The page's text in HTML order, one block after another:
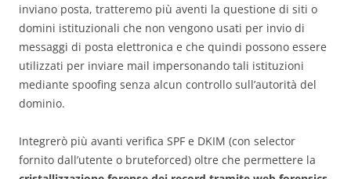
inviano posta, tratteremo più aventi la questione di siti o
domini istituzionali che non vengono usati per invio di
messaggi di posta elettronica e che quindi possono essere
utilizzati per inviare mail impersonando tali istituzioni
mediante spoofing senza alcun controllo sull’autorità del
dominio.
Integrerò più avanti verifica SPF e DKIM (con selector
fornito dall’utente o bruteforced) oltre che permettere la